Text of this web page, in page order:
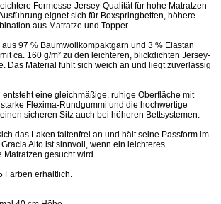
Formesse-Jersey-Qualität für hohe Matratzen
eignet sich für Boxspringbetten, höhere
aus Matratze und Topper.
97 % Baumwollkompaktgarn und 3 % Elastan
ca. 160 g/m² zu den leichteren, blickdichten Jersey-
Das Material fühlt sich weich an und liegt zuverlässig
entsteht eine gleichmäßige, ruhige Oberfläche mit
Flexima-Rundgummi und die hochwertige
sicheren Sitz auch bei höheren Bettsystemen.
das Laken faltenfrei an und hält seine Passform im
Alto ist sinnvoll, wenn ein leichteres
Matratzen gesucht wird.
Farben erhältlich.